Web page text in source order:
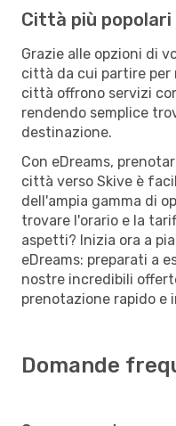
Città più popolari
Grazie alle opzioni di
città da cui partire per
città offrono servizi
rendendo semplice
destinazione.
Con eDreams,
città verso Skive è
dell'ampia gamma di
trovare l'orario e la
aspetti? Inizia ora a
eDreams: preparati a
nostre incredibili
prenotazione rapido e
Domande